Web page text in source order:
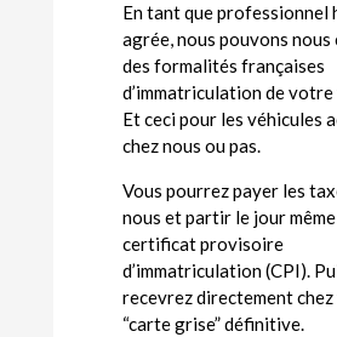
En tant que professionnel
agrée, nous pouvons
des formalités françaises
d’immatriculation de votre
Et ceci pour les véhicules
chez nous ou pas.
Vous pourrez payer les
nous et partir le jour
certificat provisoire
d’immatriculation (CPI).
recevrez directement chez
“carte grise” définitive.